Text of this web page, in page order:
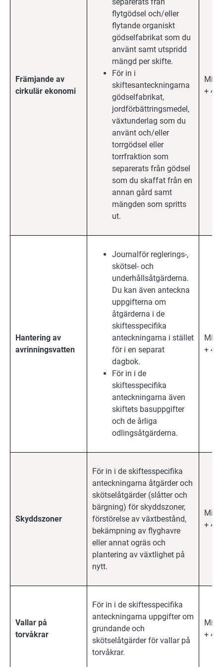
Främjande av
cirkulär ekonomi
flytgödsel och/eller
flytande organiskt
gödselfabrikat som du
använt samt utspridd
mängd per skifte.
För in i
skiftesanteckningarna
gödselfabrikat,
jordförbättringsmedel,
växtunderlag som du
använt och/eller
torrgödsel eller
torrfraktion som
separerats från gödsel
som du skaffat från en
annan gård samt
mängden som spritts
ut.
+ 4
Hantering av
avrinningsvatten
Journalför reglerings-,
skötsel- och
underhållsåtgärderna.
Du kan även anteckna
uppgifterna om
åtgärderna i de
skiftesspecifika
anteckningarna i stället
för i en separat
dagbok.
För in i de
skiftesspecifika
anteckningarna även
skiftets basuppgifter
och de årliga
odlingsåtgärderna.
+ 4
Skyddszoner
För in i de skiftesspecifika
anteckningarna åtgärder och
skötselåtgärder (slåtter och
bärgning) för skyddszoner,
förstörelse av växtbestånd,
bekämpning av flyghavre
eller annat ogräs och
plantering av växtlighet på
nytt.
+ 4
Vallar på
torvåkrar
För in i de skiftesspecifika
anteckningarna uppgifter om
grundande och
skötselåtgärder för vallar på
torvåkrar.
+ 4